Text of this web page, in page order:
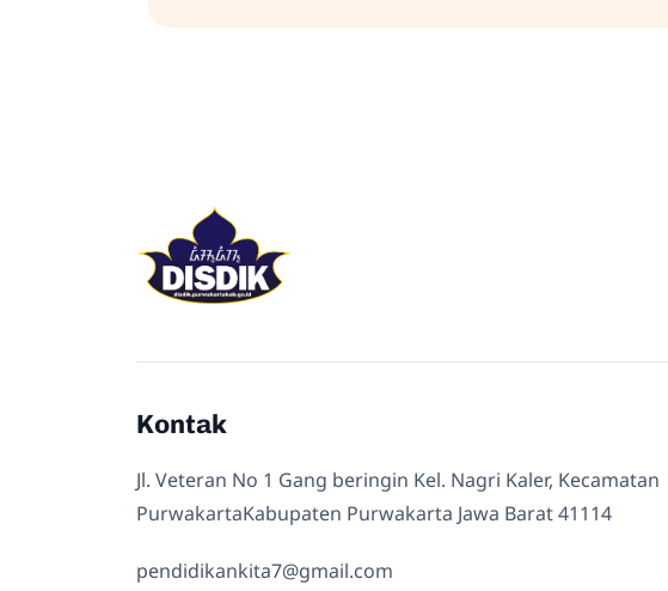
Kontak
Jl. Veteran No 1 Gang beringin Kel. Nagri Kaler, Kecamatan
PurwakartaKabupaten Purwakarta Jawa Barat 41114
pendidikankita7@gmail.com